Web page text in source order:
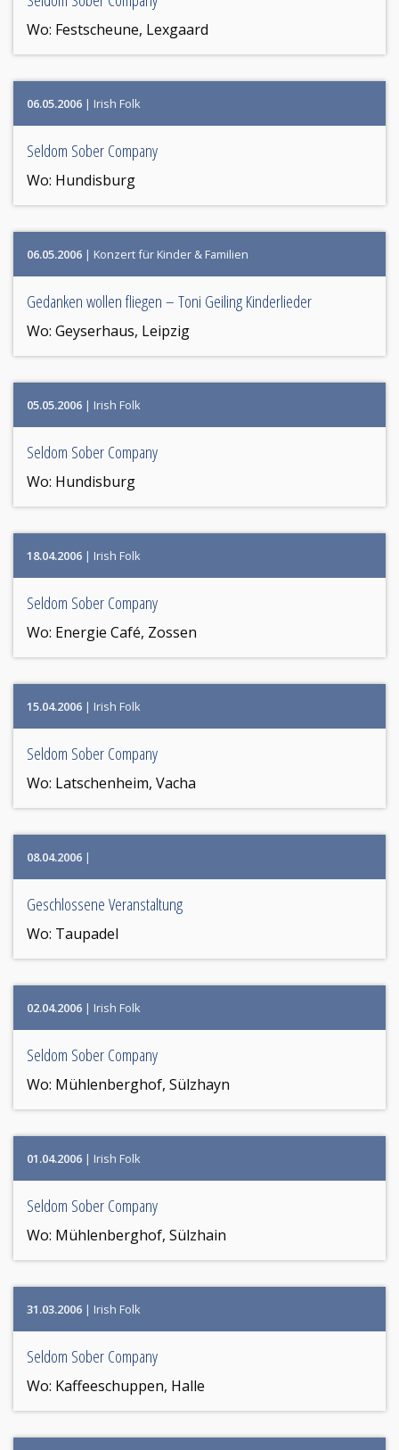
Wo: Festscheune, Lexgaard
06.05.2006 | Irish Folk
Seldom Sober Company
Wo: Hundisburg
06.05.2006 | Konzert für Kinder & Familien
Gedanken wollen fliegen – Toni Geiling Kinderlieder
Wo: Geyserhaus, Leipzig
05.05.2006 | Irish Folk
Seldom Sober Company
Wo: Hundisburg
18.04.2006 | Irish Folk
Seldom Sober Company
Wo: Energie Café, Zossen
15.04.2006 | Irish Folk
Seldom Sober Company
Wo: Latschenheim, Vacha
08.04.2006 |
Geschlossene Veranstaltung
Wo: Taupadel
02.04.2006 | Irish Folk
Seldom Sober Company
Wo: Mühlenberghof, Sülzhayn
01.04.2006 | Irish Folk
Seldom Sober Company
Wo: Mühlenberghof, Sülzhain
31.03.2006 | Irish Folk
Seldom Sober Company
Wo: Kaffeeschuppen, Halle